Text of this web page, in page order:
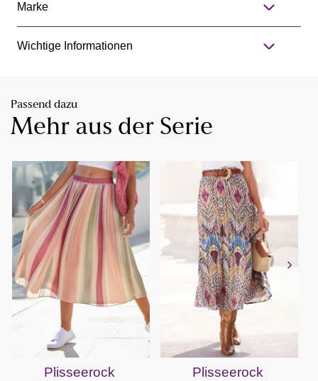
Marke
Wichtige Informationen
Passend dazu
Mehr aus der Serie
Plisseerock Plisseerock